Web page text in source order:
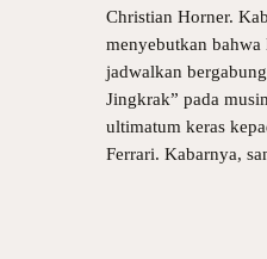
Christian Horner.
menyebutkan
jadwalkan
Jingkrak” pada
ultimatum keras
Ferrari. Kabarnya,